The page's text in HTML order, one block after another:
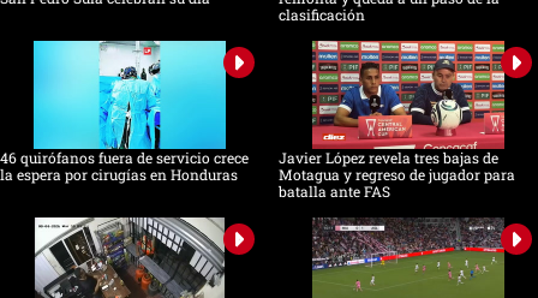
clasificación
46 quirófanos fuera de servicio crece
la espera por cirugías en Honduras
Javier López revela tres bajas de
Motagua y regreso de jugador para
batalla ante FAS